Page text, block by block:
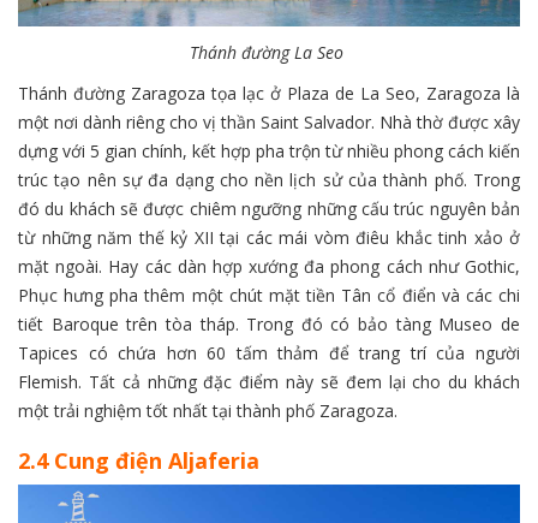
Thánh đường La Seo
Thánh đường Zaragoza tọa lạc ở Plaza de La Seo, Zaragoza là
một nơi dành riêng cho vị thần Saint Salvador. Nhà thờ được xây
dựng với 5 gian chính, kết hợp pha trộn từ nhiều phong cách kiến
trúc tạo nên sự đa dạng cho nền lịch sử của thành phố. Trong
đó du khách sẽ được chiêm ngưỡng những cấu trúc nguyên bản
từ những năm thế kỷ XII tại các mái vòm điêu khắc tinh xảo ở
mặt ngoài. Hay các dàn hợp xướng đa phong cách như Gothic,
Phục hưng pha thêm một chút mặt tiền Tân cổ điển và các chi
tiết Baroque trên tòa tháp. Trong đó có bảo tàng Museo de
Tapices có chứa hơn 60 tấm thảm để trang trí của người
Flemish. Tất cả những đặc điểm này sẽ đem lại cho du khách
một trải nghiệm tốt nhất tại thành phố Zaragoza.
2.4 Cung điện Aljaferia